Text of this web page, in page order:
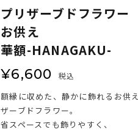
プリザーブドフラワー
お供え
華額-HANAGAKU-
¥6,600 税込
額縁に収めた、静かに飾れるお供
ザーブドフラワー。
省スペースでも飾りやすく、